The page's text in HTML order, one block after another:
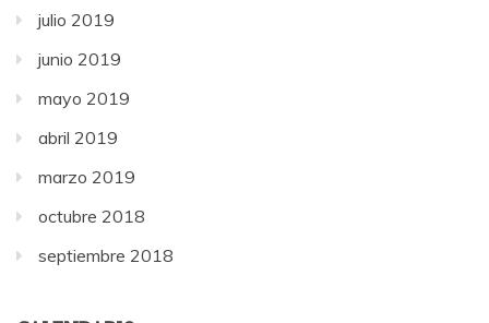
julio 2019
junio 2019
mayo 2019
abril 2019
marzo 2019
octubre 2018
septiembre 2018